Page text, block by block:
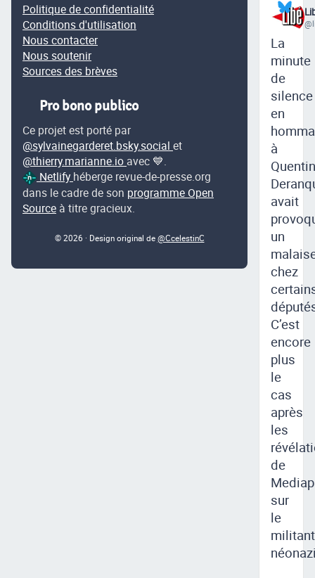
Politique de confidentialité
Conditions d'utilisation
Nous contacter
Nous soutenir
Sources des brèves
Pro bono publico
Ce projet est porté par
@sylvainegarderet.bsky.social et
@thierry.marianne.io avec 💙.
Netlify héberge revue-de-presse.org
dans le cadre de son programme Open
Source à titre gracieux.
© 2026 · Design original de @CcelestinC
La
minute
de
silence
en
à
Quentin
avait
un
chez
C’est
encore
plus
le
cas
après
les
de
sur
le
militant